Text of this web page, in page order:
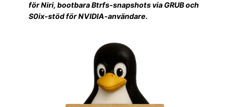
för Niri, bootbara Btrfs-snapshots via GRUB och
S0ix-stöd för NVIDIA-användare.